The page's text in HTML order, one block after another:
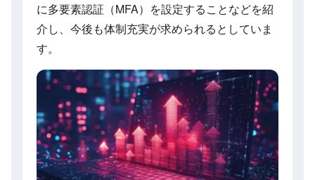
に多要素認証（MFA）を設定することなどを紹
介し、今後も体制充実が求められるとしていま
す。